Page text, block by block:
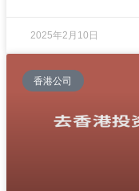
2025年2月10日
香港公司